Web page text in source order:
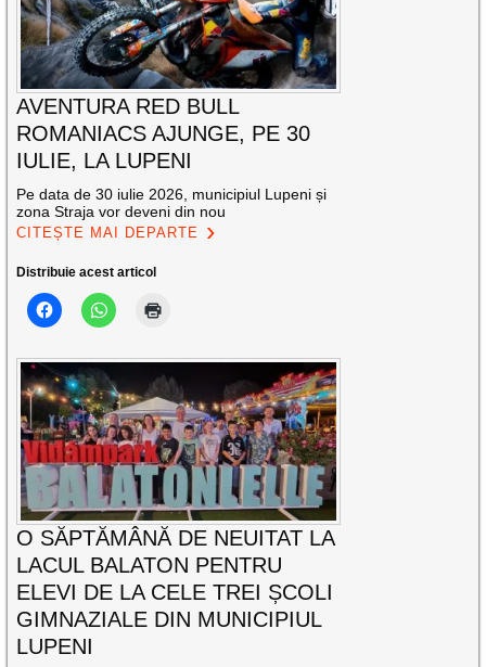
AVENTURA RED BULL
ROMANIACS AJUNGE, PE 30
IULIE, LA LUPENI
Pe data de 30 iulie 2026, municipiul Lupeni și
zona Straja vor deveni din nou
CITEȘTE MAI DEPARTE
Distribuie acest articol
O SĂPTĂMÂNĂ DE NEUITAT LA
LACUL BALATON PENTRU
ELEVI DE LA CELE TREI ȘCOLI
GIMNAZIALE DIN MUNICIPIUL
LUPENI